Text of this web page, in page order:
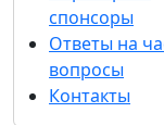
спонсоры
Ответы на
вопросы
Контакты